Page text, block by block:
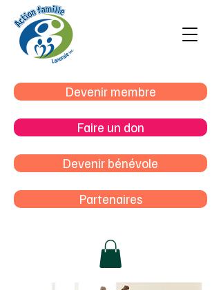
Devenir membre
Faire un don
Devenir bénévole
Partenaires